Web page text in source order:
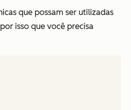
que possam ser utilizadas
isso que você precisa